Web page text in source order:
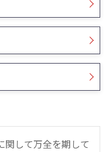
関して万全を期して